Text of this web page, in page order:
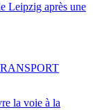
Leipzig après une
la voie à la